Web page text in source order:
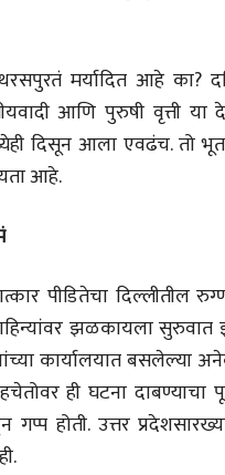
मर्यादित आहे का?
आणि पुरुषी वृत्ती
दिसून आला एवढंच. तो
आहे.
पीडितेचा दिल्लीतील
झळकायला
कार्यालयात बसलेल्या
ही घटना
गप्प होती. उत्तर